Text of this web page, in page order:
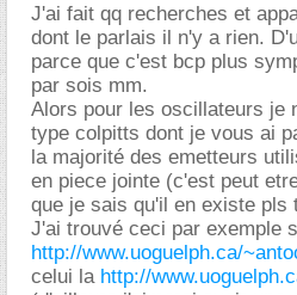
J'ai fait qq recherches et
dont le parlais il n'y a rien.
parce que c'est bcp plus
par sois mm.
Alors pour les oscillateurs je
type colpitts dont je vous ai
la majorité des emetteurs
en piece jointe (c'est peut
que je sais qu'il en existe pls
J'ai trouvé ceci par exemple
http://www.uoguelph.ca/
celui la http://